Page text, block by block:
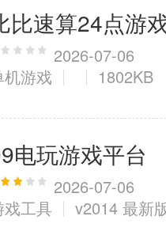
比速算24点游
2026-07-06
机游戏
1802KB
电玩游戏平台
2026-07-06
戏工具
v2014 最新